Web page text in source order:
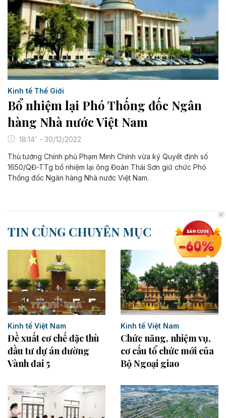
Kinh tế Thế Giới
Bổ nhiệm lại Phó Thống đốc Ngân
hàng Nhà nước Việt Nam
18:14' - 30/12/2022
Thủ tướng Chính phủ Phạm Minh Chính vừa ký Quyết định số
1650/QĐ-TTg bổ nhiệm lại ông Đoàn Thái Sơn giữ chức Phó
Thống đốc Ngân hàng Nhà nước Việt Nam.
TIN CÙNG CHUYÊN MỤC
Kinh tế Việt Nam
Đề xuất cơ chế đặc thù
đầu tư dự án đường
Vành đai 5
Kinh tế Việt Nam
Chức năng, nhiệm vụ,
cơ cấu tổ chức mới của
Bộ Ngoại giao